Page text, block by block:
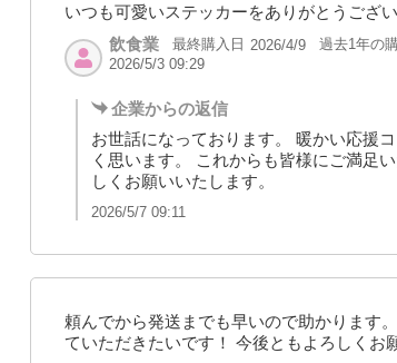
いつも可愛いステッカーをありがとうござ
飲食業
最終購入日 2026/4/9 過去1年の
2026/5/3 09:29
企業からの返信
お世話になっております。 暖かい応援
く思います。 これからも皆様にご満足
しくお願いいたします。
2026/5/7 09:11
頼んでから発送までも早いので助かります
ていただきたいです！ 今後ともよろしくお